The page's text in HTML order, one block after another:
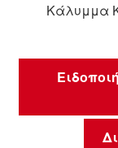
Κάλυμμα